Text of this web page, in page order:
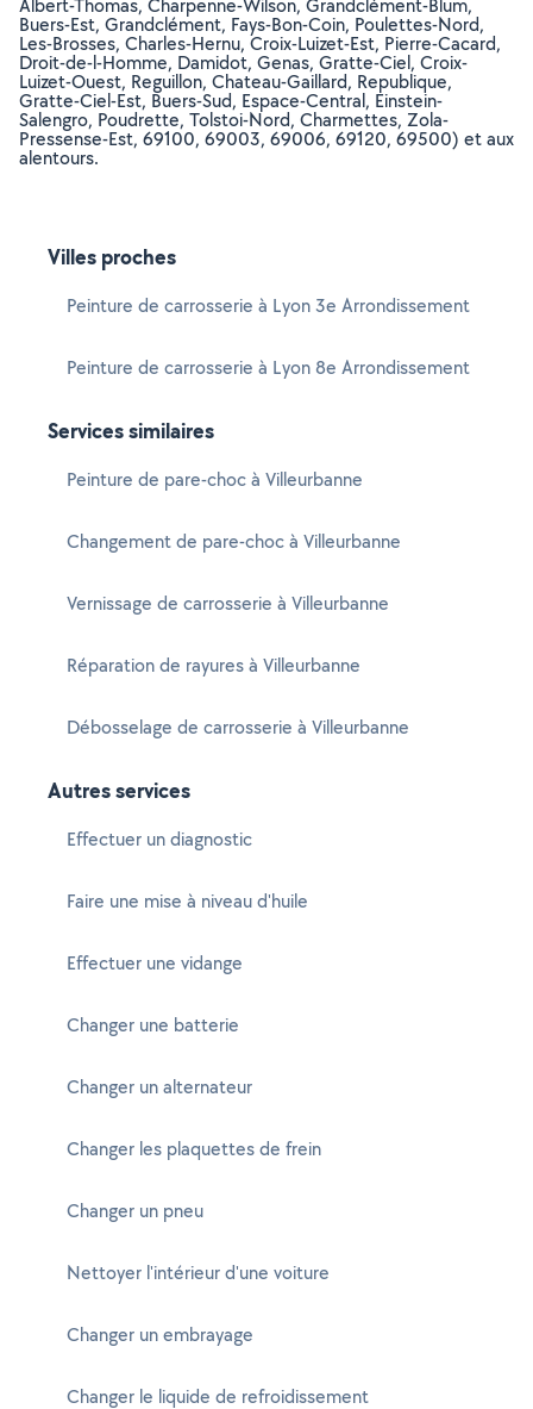
Albert-Thomas, Charpenne-Wilson, Grandclément-Blum,
Buers-Est, Grandclément, Fays-Bon-Coin, Poulettes-Nord,
Les-Brosses, Charles-Hernu, Croix-Luizet-Est, Pierre-Cacard,
Droit-de-l-Homme, Damidot, Genas, Gratte-Ciel, Croix-
Luizet-Ouest, Reguillon, Chateau-Gaillard, Republique,
Gratte-Ciel-Est, Buers-Sud, Espace-Central, Einstein-
Salengro, Poudrette, Tolstoi-Nord, Charmettes, Zola-
Pressense-Est, 69100, 69003, 69006, 69120, 69500) et aux
alentours.
Villes proches
Peinture de carrosserie à Lyon 3e Arrondissement
Peinture de carrosserie à Lyon 8e Arrondissement
Services similaires
Peinture de pare-choc à Villeurbanne
Changement de pare-choc à Villeurbanne
Vernissage de carrosserie à Villeurbanne
Réparation de rayures à Villeurbanne
Débosselage de carrosserie à Villeurbanne
Autres services
Effectuer un diagnostic
Faire une mise à niveau d'huile
Effectuer une vidange
Changer une batterie
Changer un alternateur
Changer les plaquettes de frein
Changer un pneu
Nettoyer l'intérieur d'une voiture
Changer un embrayage
Changer le liquide de refroidissement